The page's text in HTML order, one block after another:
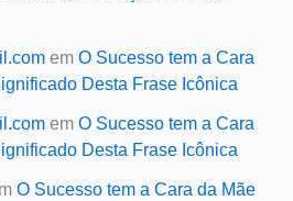
em O Sucesso tem a Cara
Desta Frase Icônica
em O Sucesso tem a Cara
Desta Frase Icônica
O Sucesso tem a Cara da Mãe